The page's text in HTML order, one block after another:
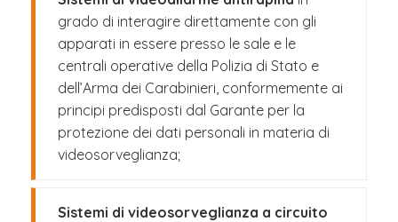
grado di interagire direttamente con gli
apparati in essere presso le sale e le
centrali operative della Polizia di Stato e
dell’Arma dei Carabinieri, conformemente ai
principi predisposti dal Garante per la
protezione dei dati personali in materia di
videosorveglianza;
Sistemi di videosorveglianza a circuito